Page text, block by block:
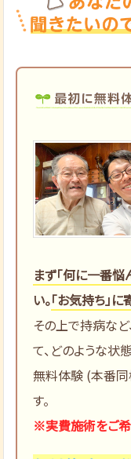
まず「何に一番悩
い。「お気持ち」
その上で持病な
て、どのような状
無料体験 (本番同
す。
※実費施術をご希